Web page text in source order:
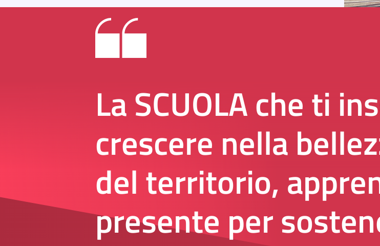
La SCUOLA che ti
crescere nella
del territorio,
presente per